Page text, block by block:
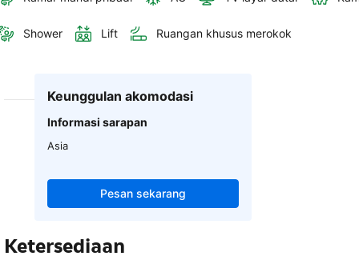
Shower Lift Ruangan khusus merokok
Keunggulan akomodasi
Informasi sarapan
Asia
Pesan sekarang
Ketersediaan